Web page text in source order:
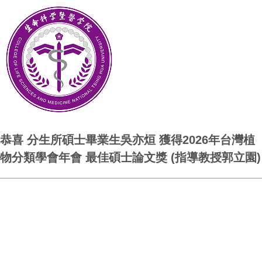
恭喜 分生所碩士畢業生吳亦烜 獲得2026年台灣植
物分類學會年會 最佳碩士論文獎 (指導教授郭立園)